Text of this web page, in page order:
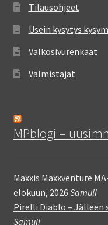
Tilausohjeet
Usein kysytys
Valkosivurenkaat
Valmistajat
MPblogi –
Maxxis Maxxventure
elokuun, 2026 Samuli
Pirelli Diablo – Jälleen
Samuli